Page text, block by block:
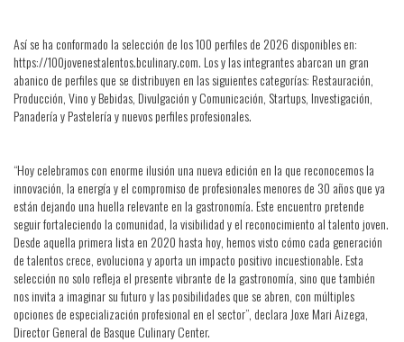
Así se ha conformado la selección de los 100 perfiles de 2026 disponibles en:
https://100jovenestalentos.bculinary.com. Los y las integrantes abarcan un gran
abanico de perfiles que se distribuyen en las siguientes categorías: Restauración,
Producción, Vino y Bebidas, Divulgación y Comunicación, Startups, Investigación,
Panadería y Pastelería y nuevos perfiles profesionales.
“Hoy celebramos con enorme ilusión una nueva edición en la que reconocemos la
innovación, la energía y el compromiso de profesionales menores de 30 años que ya
están dejando una huella relevante en la gastronomía. Este encuentro pretende
seguir fortaleciendo la comunidad, la visibilidad y el reconocimiento al talento joven.
Desde aquella primera lista en 2020 hasta hoy, hemos visto cómo cada generación
de talentos crece, evoluciona y aporta un impacto positivo incuestionable. Esta
selección no solo refleja el presente vibrante de la gastronomía, sino que también
nos invita a imaginar su futuro y las posibilidades que se abren, con múltiples
opciones de especialización profesional en el sector”, declara Joxe Mari Aizega,
Director General de Basque Culinary Center.